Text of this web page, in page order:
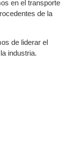
en el transporte
de la
de liderar el
industria.